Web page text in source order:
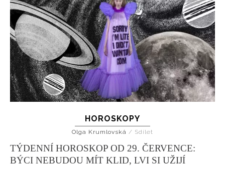
HOROSKOPY
Olga Krumlovská / Sdílet
TÝDENNÍ HOROSKOP OD 29. ČERVENCE:
BÝCI NEBUDOU MÍT KLID, LVI SI UŽIJÍ